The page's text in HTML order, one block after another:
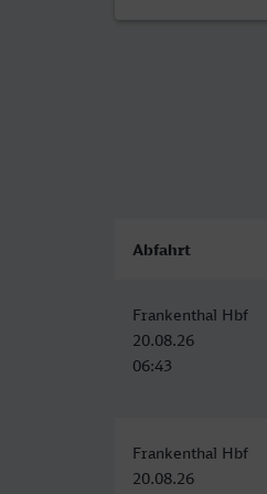
Abfahrt
Frankenthal Hbf
20.08.26
06:43
Frankenthal Hbf
20.08.26